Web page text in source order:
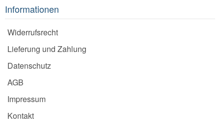
Informationen
Widerrufsrecht
Lieferung und Zahlung
Datenschutz
AGB
Impressum
Kontakt